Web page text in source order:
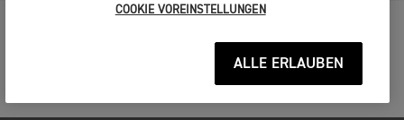
COOKIE VOREINSTELLUNGEN
ALLE ERLAUBEN